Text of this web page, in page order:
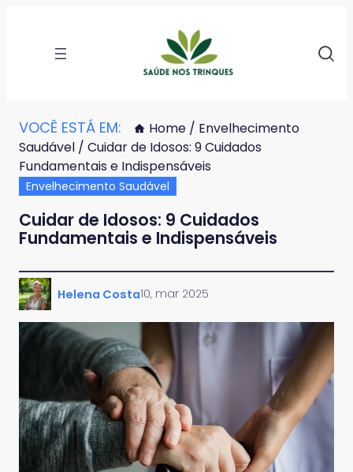
VOCÊ ESTÁ EM: Home / Envelhecimento
Saudável / Cuidar de Idosos: 9 Cuidados
Fundamentais e Indispensáveis
Envelhecimento Saudável
Cuidar de Idosos: 9 Cuidados
Fundamentais e Indispensáveis
Helena Costa10, mar 2025